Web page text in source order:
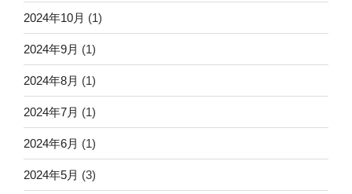
2024年10月 (1)
2024年9月 (1)
2024年8月 (1)
2024年7月 (1)
2024年6月 (1)
2024年5月 (3)